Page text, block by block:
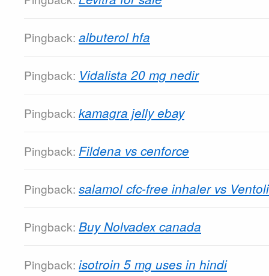
Pingback: albuterol hfa
Pingback: Vidalista 20 mg nedir
Pingback: kamagra jelly ebay
Pingback: Fildena vs cenforce
Pingback: salamol cfc-free inhaler vs
Pingback: Buy Nolvadex canada
Pingback: isotroin 5 mg uses in hindi